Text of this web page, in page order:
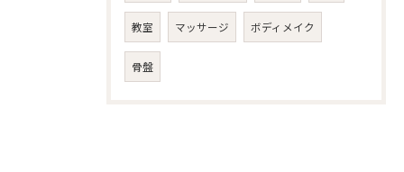
教室 マッサージ ボディメイク
骨盤